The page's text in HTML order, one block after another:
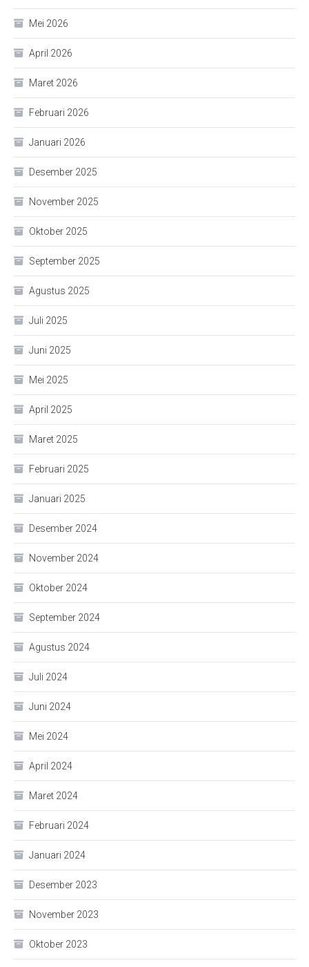
Mei 2026
April 2026
Maret 2026
Februari 2026
Januari 2026
Desember 2025
November 2025
Oktober 2025
September 2025
Agustus 2025
Juli 2025
Juni 2025
Mei 2025
April 2025
Maret 2025
Februari 2025
Januari 2025
Desember 2024
November 2024
Oktober 2024
September 2024
Agustus 2024
Juli 2024
Juni 2024
Mei 2024
April 2024
Maret 2024
Februari 2024
Januari 2024
Desember 2023
November 2023
Oktober 2023